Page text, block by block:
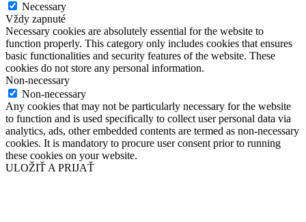
Necessary
Vždy zapnuté
Necessary cookies are absolutely essential for the website to
function properly. This category only includes cookies that ensures
basic functionalities and security features of the website. These
cookies do not store any personal information.
Non-necessary
Non-necessary
Any cookies that may not be particularly necessary for the website
to function and is used specifically to collect user personal data via
analytics, ads, other embedded contents are termed as non-necessary
cookies. It is mandatory to procure user consent prior to running
these cookies on your website.
ULOŽIŤ A PRIJAŤ